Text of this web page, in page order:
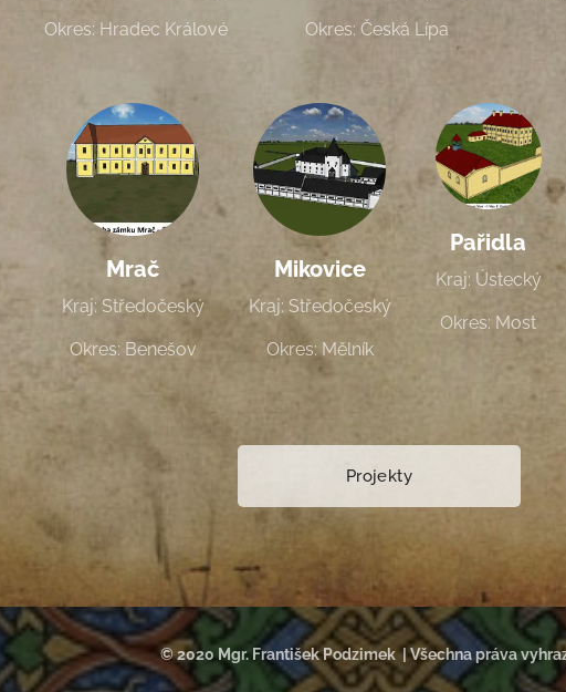
Okres: Hradec Králové Okres: Česká Lípa
Mrač
Kraj: Středočeský
Okres: Benešov
Mikovice
Kraj: Středočeský
Okres: Mělník
Pařidla
Kraj: Ústecký
Okres: Most
Projekty
© 2020 Mgr. František Podzimek | Všechna práva